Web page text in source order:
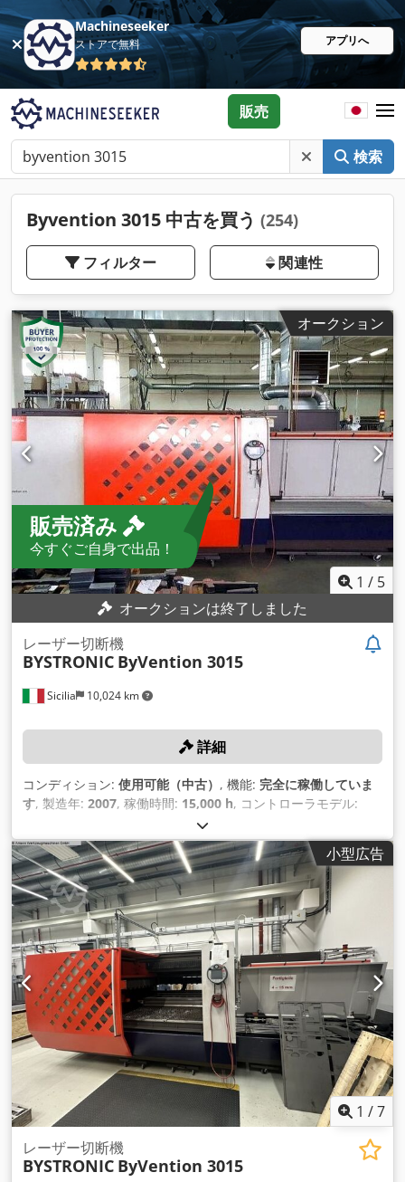
Machineseeker
ストアで無料 アプリへ
検索
販売
Byvention 3015 中古を買う (254)
フィルター 関連性
オークション
販売済み
今すぐご自身で出品！
1 / 5
オークションは終了しました
Sicilia 10,024 km
レーザー切断機
BYSTRONIC ByVention 3015
詳細
コンディション: 使用可能（中古） , 機能: 完全に稼働していま
す, 製造年: 2007, 稼働時間: 15,000 h, コントローラモデル:
2,200 ワット
Y軸移動距離:772 mm, Z軸移動距離:100 mm,
小型広告
1 /7
レーザー切断機
BYSTRONIC ByVention 3015